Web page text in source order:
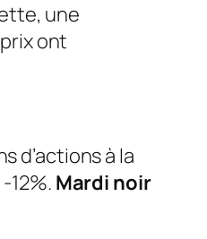
une
ont
d’actions à la
12%. Mardi noir